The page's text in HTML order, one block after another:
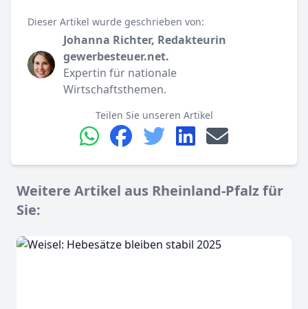
Dieser Artikel wurde geschrieben von:
Johanna Richter, Redakteurin
gewerbesteuer.net.
Expertin für nationale
Wirtschaftsthemen.
Teilen Sie unseren Artikel
Weitere Artikel aus Rheinland-Pfalz für
Sie: